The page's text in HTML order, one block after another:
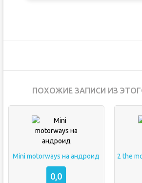
ПОХОЖИЕ ЗАПИСИ ИЗ
Mini motorways на андроид
0,0